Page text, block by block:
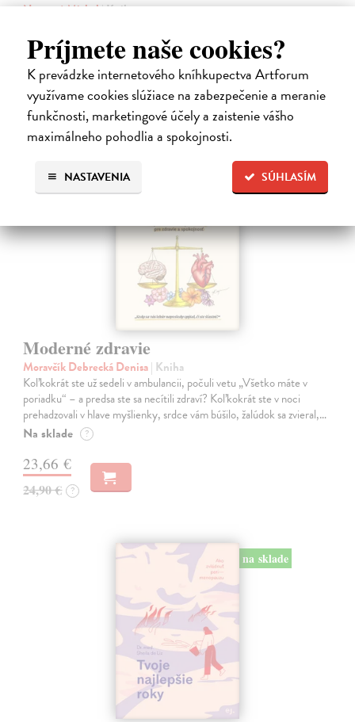
Príjmete naše cookies?
K prevádzke internetového kníhkupectva Artforum
využívame cookies slúžiace na zabezpečenie a meranie
funkčnosti, marketingové účely a zaistenie vášho
maximálneho pohodlia a spokojnosti.
SÚHLASÍM
NASTAVENIA
Novotný Michal| Kniha
Do 4 dní
17,96 €
19,95 € ?
na sklade
Moderné zdravie
Moravčík Debrecká Denisa| Kniha
Koľkokrát ste už sedeli v ambulancii, počuli vetu „Všetko máte v
poriadku“ – a predsa ste sa necítili zdraví? Koľkokrát ste v noci
prehadzovali v hlave myšlienky, srdce vám búšilo, žalúdok sa zvieral,…
Na sklade ?
23,66 €
24,90 € ?
na sklade